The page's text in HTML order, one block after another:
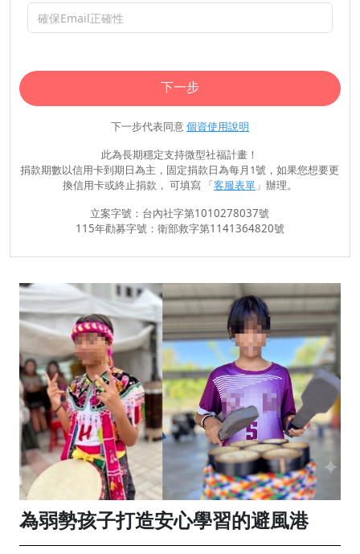
下一步
下一步代表同意個資使用說明
此為長期穩定支持微型社福計畫！
捐款期數以信用卡到期日為主，固定捐款日為每月1號，如果您想要更
換信用卡或終止捐款， 可填寫 「客服表單」辦理。
立案字號：台內社字第1010278037號
115年勸募字號：衛部救字第1141364820號
為弱勢孩子打造安心學習的避風港